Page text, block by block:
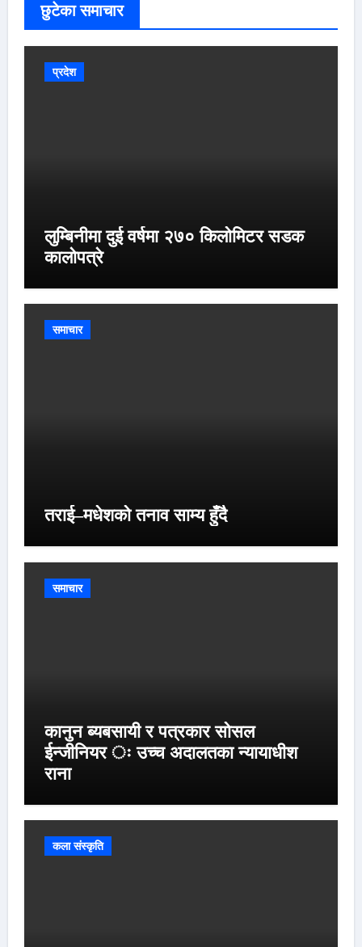
छुटेका समाचार
प्रदेश
लुम्बिनीमा दुई वर्षमा २७० किलोमिटर सडक
कालोपत्रे
समाचार
तराई–मधेशको तनाव साम्य हुँदै
समाचार
कानुन ब्यबसायी र पत्रकार सोसल
ईन्जीनियर ः उच्च अदालतका न्यायाधीश
राना
कला संस्कृति